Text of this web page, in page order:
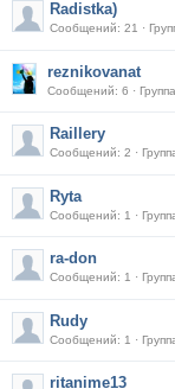
Radistka)
Сообщений: 21 ·
reznikovanat
Сообщений: 6 ·
Raillery
Сообщений: 2 ·
Ryta
Сообщений: 1 ·
ra-don
Сообщений: 1 ·
Rudy
Сообщений: 1 ·
ritanime13